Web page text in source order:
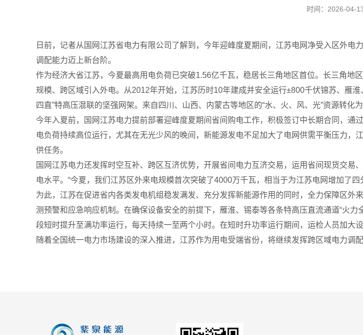
时间：2026-04-
日前，记者从国网江苏省电力有限公司了解到，今年迎峰度夏期间，江苏电网净受入区外
调配能力迈上新台阶。
作为经济大省江苏，今夏最高用电负荷已突破1.56亿千瓦，稳居长三角地区首位。长三角地
规模、跨区域引入外电。从2012年开始，江苏历时10年建成并安全运行±800千伏锦苏、雁
四直”特高压混联的坚强网架。来自四川、山西、内蒙古等地区的“水、火、风、光”资源转化
今年入夏前，国网江苏电力提前部署迎峰度夏期间省间购电工作，积极签订中长期合同，通
电负荷持续高位运行，尤其在无光少风的晚间，新能源发电不足加大了电网供需平衡压力
供任务。
国网江苏电力还发挥时空互补、跨区互济优势，开展省间电力互济交易，运用省间现货交
电水平。“今夏，我们江苏区外来电规模首次突破了4000万千瓦，相当于为江苏电网增加了
为此，江苏在促进省内各类发电机组稳发满发、充分发挥新能源作用的同时，全力保障区
测预警和应急响应机制。在确保设备安全的前提下，雁淮、锡泰等各条特高压直流通道“火
段短时提升至满功率运行，每天持续一至两个小时。在短时升功率运行期间，运检人员加大
随着全国统一电力市场建设的深入推进，江苏作为用电受端省份，将继续发挥跨区域电力调